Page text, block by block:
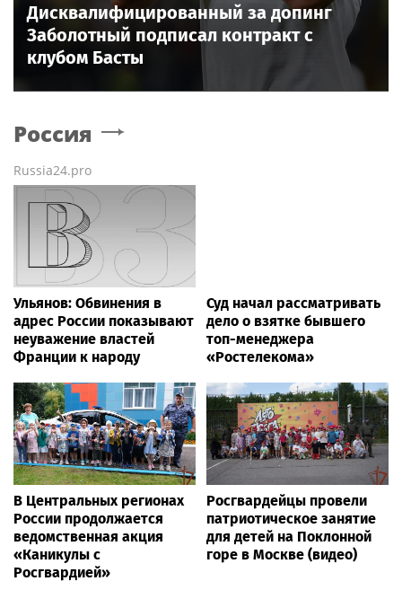
Дисквалифицированный за допинг
Заболотный подписал контракт с
клубом Басты
Россия
Russia24.pro
Ульянов: Обвинения в
адрес России показывают
неуважение властей
Франции к народу
Суд начал рассматривать
дело о взятке бывшего
топ-менеджера
«Ростелекома»
В Центральных регионах
России продолжается
ведомственная акция
«Каникулы с
Росгвардией»
Росгвардейцы провели
патриотическое занятие
для детей на Поклонной
горе в Москве (видео)